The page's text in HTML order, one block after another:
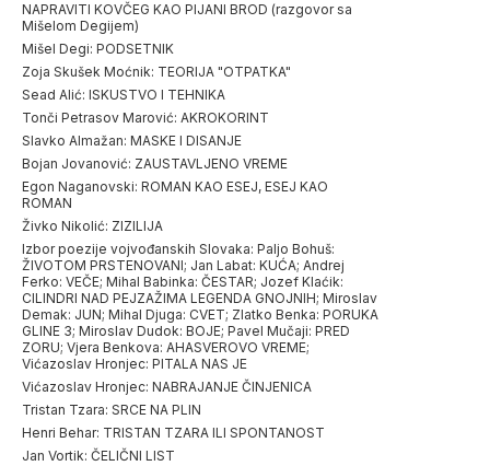
NAPRAVITI KOVČEG KAO PIJANI BROD (razgovor sa
Mišelom Degijem)
Mišel Degi: PODSETNIK
Zoja Skušek Moćnik: TEORIJA "OTPATKA"
Sead Alić: ISKUSTVO I TEHNIKA
Tonči Petrasov Marović: AKROKORINT
Slavko Almažan: MASKE I DISANJE
Bojan Jovanović: ZAUSTAVLJENO VREME
Egon Naganovski: ROMAN KAO ESEJ, ESEJ KAO
ROMAN
Živko Nikolić: ZIZILIJA
Izbor poezije vojvođanskih Slovaka: Paljo Bohuš:
ŽIVOTOM PRSTENOVANI; Jan Labat: KUĆA; Andrej
Ferko: VEČE; Mihal Babinka: ČESTAR; Jozef Klaćik:
CILINDRI NAD PEJZAŽIMA LEGENDA GNOJNIH; Miroslav
Demak: JUN; Mihal Djuga: CVET; Zlatko Benka: PORUKA
GLINE 3; Miroslav Dudok: BOJE; Pavel Mučaji: PRED
ZORU; Vjera Benkova: AHASVEROVO VREME;
Vićazoslav Hronjec: PITALA NAS JE
Vićazoslav Hronjec: NABRAJANJE ČINJENICA
Tristan Tzara: SRCE NA PLIN
Henri Behar: TRISTAN TZARA ILI SPONTANOST
Jan Vortik: ČELIČNI LIST